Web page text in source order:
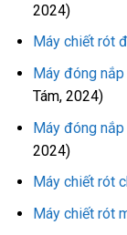
2024)
Máy chiết rót
Máy đóng
Tám, 2024)
Máy đóng
2024)
Máy chiết rót
Máy chiết rót